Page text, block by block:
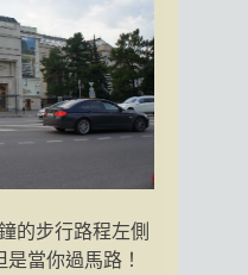
的步行路程左側
是當你過馬路！